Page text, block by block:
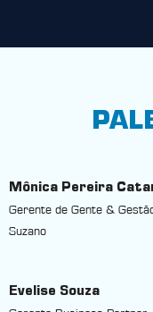
Mônica Pereira
Gerente de Gente &
Suzano
Evelise Souza